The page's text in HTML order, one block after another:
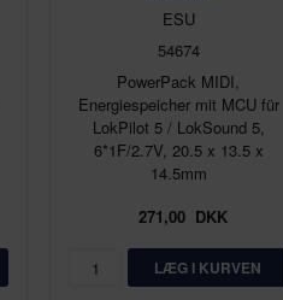
ESU
54674
PowerPack MIDI,
Energiespeicher mit MCU für
LokPilot 5 / LokSound 5,
6*1F/2.7V, 20.5 x 13.5 x
14.5mm
271,00 DKK